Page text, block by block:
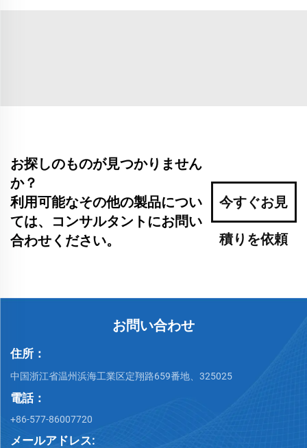
お探しのものが見つかりません
か？
利用可能なその他の製品につい
ては、コンサルタントにお問い
合わせください。
今すぐお見
積りを依頼
お問い合わせ
住所：
中国浙江省温州浜海工業区定翔路659番地、325025
電話：
+86-577-86007720
メールアドレス: